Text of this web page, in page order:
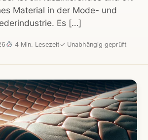
Material in der Mode- und
Es […]
4 Min. Lesezeit✓ Unabhängig geprüft